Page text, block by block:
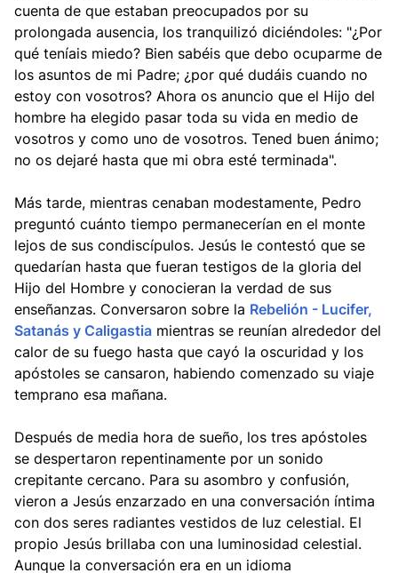
cuenta de que estaban preocupados por su
prolongada ausencia, los tranquilizó diciéndoles: "¿Por
qué teníais miedo? Bien sabéis que debo ocuparme de
los asuntos de mi Padre; ¿por qué dudáis cuando no
estoy con vosotros? Ahora os anuncio que el Hijo del
hombre ha elegido pasar toda su vida en medio de
vosotros y como uno de vosotros. Tened buen ánimo;
no os dejaré hasta que mi obra esté terminada".
Más tarde, mientras cenaban modestamente, Pedro
preguntó cuánto tiempo permanecerían en el monte
lejos de sus condiscípulos. Jesús le contestó que se
quedarían hasta que fueran testigos de la gloria del
Hijo del Hombre y conocieran la verdad de sus
enseñanzas. Conversaron sobre la Rebelión - Lucifer,
Satanás y Caligastia mientras se reunían alrededor del
calor de su fuego hasta que cayó la oscuridad y los
apóstoles se cansaron, habiendo comenzado su viaje
temprano esa mañana.
Después de media hora de sueño, los tres apóstoles
se despertaron repentinamente por un sonido
crepitante cercano. Para su asombro y confusión,
vieron a Jesús enzarzado en una conversación íntima
con dos seres radiantes vestidos de luz celestial. El
propio Jesús brillaba con una luminosidad celestial.
Aunque la conversación era en un idioma